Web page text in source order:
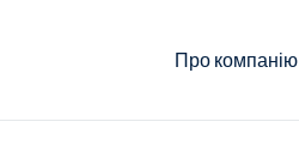
Про компанію